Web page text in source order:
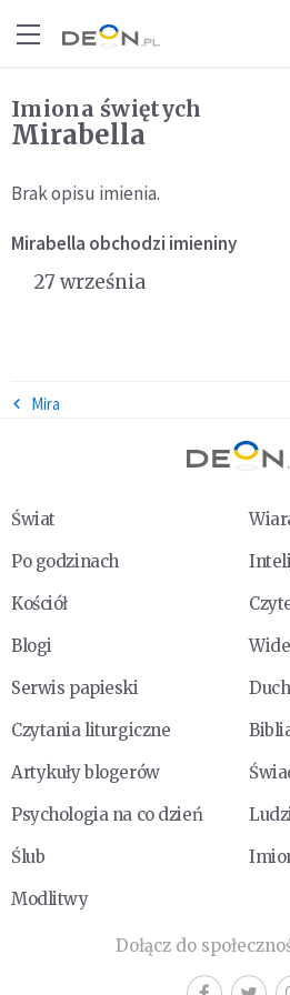
Imiona świętych
Mirabella
Brak opisu imienia.
Mirabella obchodzi imieniny
27 września
Mira
Świat
Po godzinach
Kościół
Blogi
Serwis papieski
Czytania liturgiczne
Artykuły blogerów
Psychologia na co dzień
Ślub
Modlitwy
Dołącz do